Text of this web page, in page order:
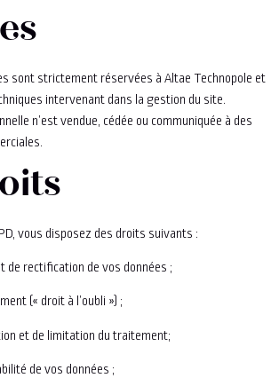
sont strictement réservées à Altae Technopole et
intervenant dans la gestion du site.
n’est vendue, cédée ou communiquée à des
vous disposez des droits suivants :
de rectification de vos données ;
(« droit à l’oubli ») ;
et de limitation du traitement;
de vos données ;